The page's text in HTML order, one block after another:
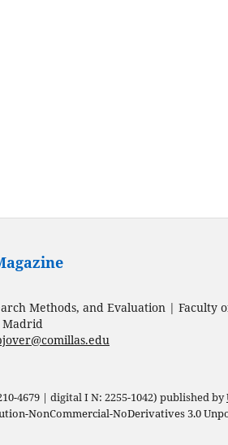
Methods, and Evaluation | Faculty
Madrid
4679 | digital I N: 2255-1042) published by
NonCommercial-NoDerivatives 3.0